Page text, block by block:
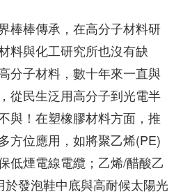
棒棒傳承，在高分子材料研
料與化工研究所也沒有缺
分子材料，數十年來一直與
從民生泛用高分子到光電半
與！在塑橡膠材料方面，推
方位應用，如將聚乙烯(PE)
低煙電線電纜；乙烯/醋酸乙
於發泡鞋中底與高耐候太陽光